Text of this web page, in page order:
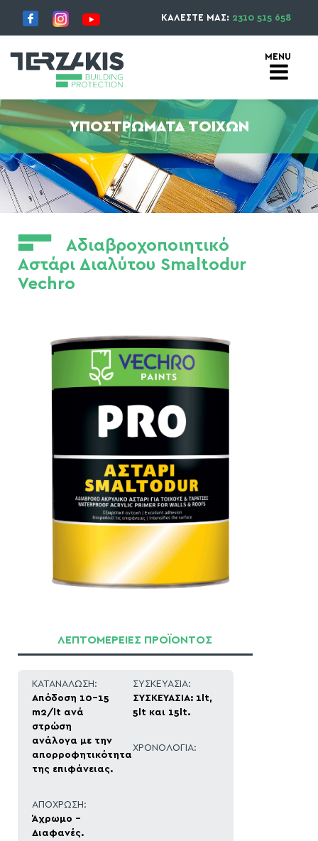
ΚΑΛΕΣΤΕ ΜΑΣ: 2310 515 658
ΥΠΟΣΤΡΏΜΑΤΑ ΤΟΊΧΩΝ
Αδιαβροχοποιητικό
Αστάρι Διαλύτου Smaltodur
Vechro
ΛΕΠΤΟΜΕΡΕΙΕΣ ΠΡΟΪΟΝΤΟΣ
ΚΑΤΑΝΑΛΩΣΗ:
Απόδοση 10-15
m2/lt ανά
στρώση
ανάλογα με την
απορροφητικότητα
της επιφάνειας.
ΑΠΟΧΡΩΣΗ:
Άχρωμο -
Διαφανές.
ΣΥΣΚΕΥΑΣΙΑ:
ΣΥΣΚΕΥΑΣΙΑ: 1lt,
5lt και 15lt.
ΧΡΟΝΟΛΟΓΙΑ: